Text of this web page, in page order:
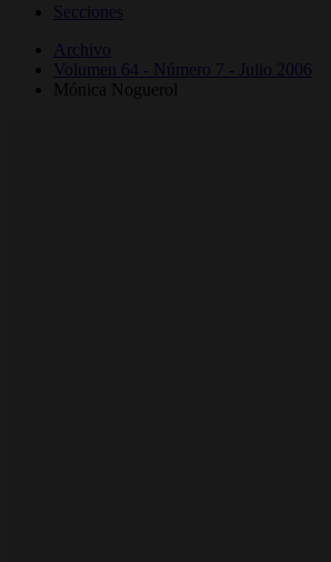
Secciones
Archivo
Volumen 64 - Número 7 - Julio 2006
Mónica Noguerol